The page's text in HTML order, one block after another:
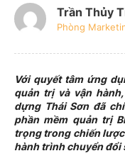
Trần Thủy
Phòng
Với quyết tâm ứng
quản trị và vận
dựng Thái Sơn đã
phần mềm quản trị
trọng trong chiến
hành trình chuyển đổi